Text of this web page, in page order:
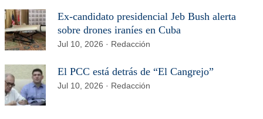
Ex-candidato presidencial Jeb Bush alerta
sobre drones iraníes en Cuba
Jul 10, 2026 · Redacción
El PCC está detrás de “El Cangrejo”
Jul 10, 2026 · Redacción